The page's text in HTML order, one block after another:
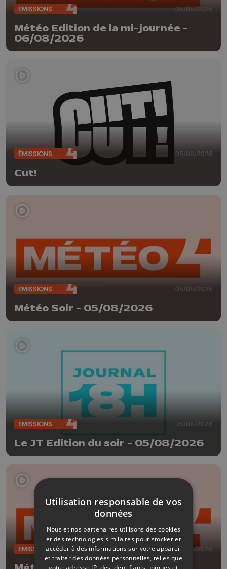
ÉMISSIONS 06/08/2026
Météo Edition de la mi-journée -
06/08/2026
ÉMISSIONS 05/08/2026
Cut!
ÉMISSIONS 05/08/2026
Météo Soir - 05/08/2026
ÉMISSIONS 05/08/2026
Le JT Edition du soir - 05/08/2026
ÉMISSIONS 05/08/2026
Utilisation responsable de vos
données
Nous et nos partenaires utilisons des cookies
et des technologies similaires pour stocker et
accéder à des informations sur votre appareil
et traiter des données personnelles, telles que